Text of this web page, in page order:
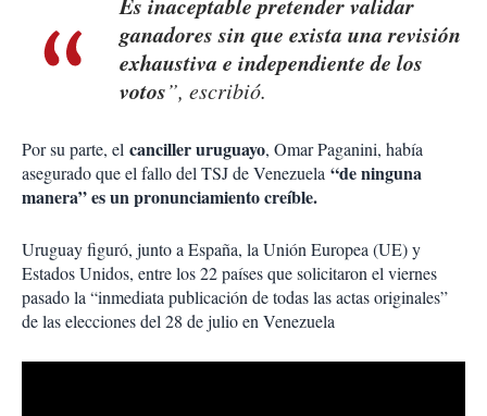
ganadores sin que exista una revisión
exhaustiva e independiente de los
votos”, escribió.
Por su parte, el canciller uruguayo, Omar Paganini, había
asegurado que el fallo del TSJ de Venezuela “de ninguna
manera” es un pronunciamiento creíble.
Uruguay figuró, junto a España, la Unión Europea (UE) y
Estados Unidos, entre los 22 países que solicitaron el viernes
pasado la “inmediata publicación de todas las actas originales”
de las elecciones del 28 de julio en Venezuela